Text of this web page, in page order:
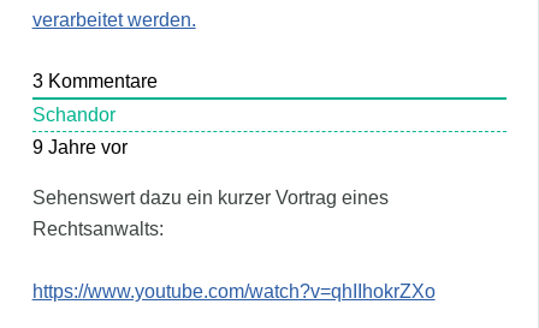
verarbeitet werden.
3Kommentare
Schandor
9 Jahre vor
Sehenswert dazu ein kurzer Vortrag eines
Rechtsanwalts:
https://www.youtube.com/watch?v=qhIIhokrZXo